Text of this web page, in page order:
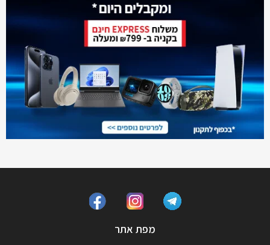
מפת אתר